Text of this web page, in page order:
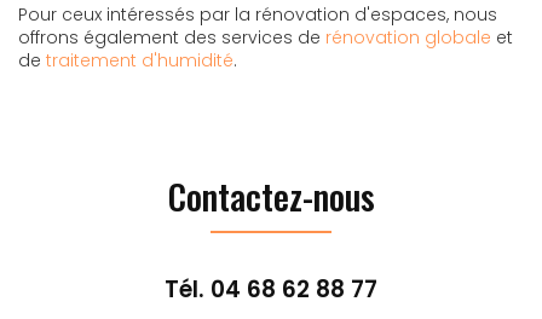
Pour ceux intéressés par la rénovation d'espaces, nous
offrons également des services de rénovation globale et
de traitement d'humidité.
Contactez-nous
Tél. 04 68 62 88 77